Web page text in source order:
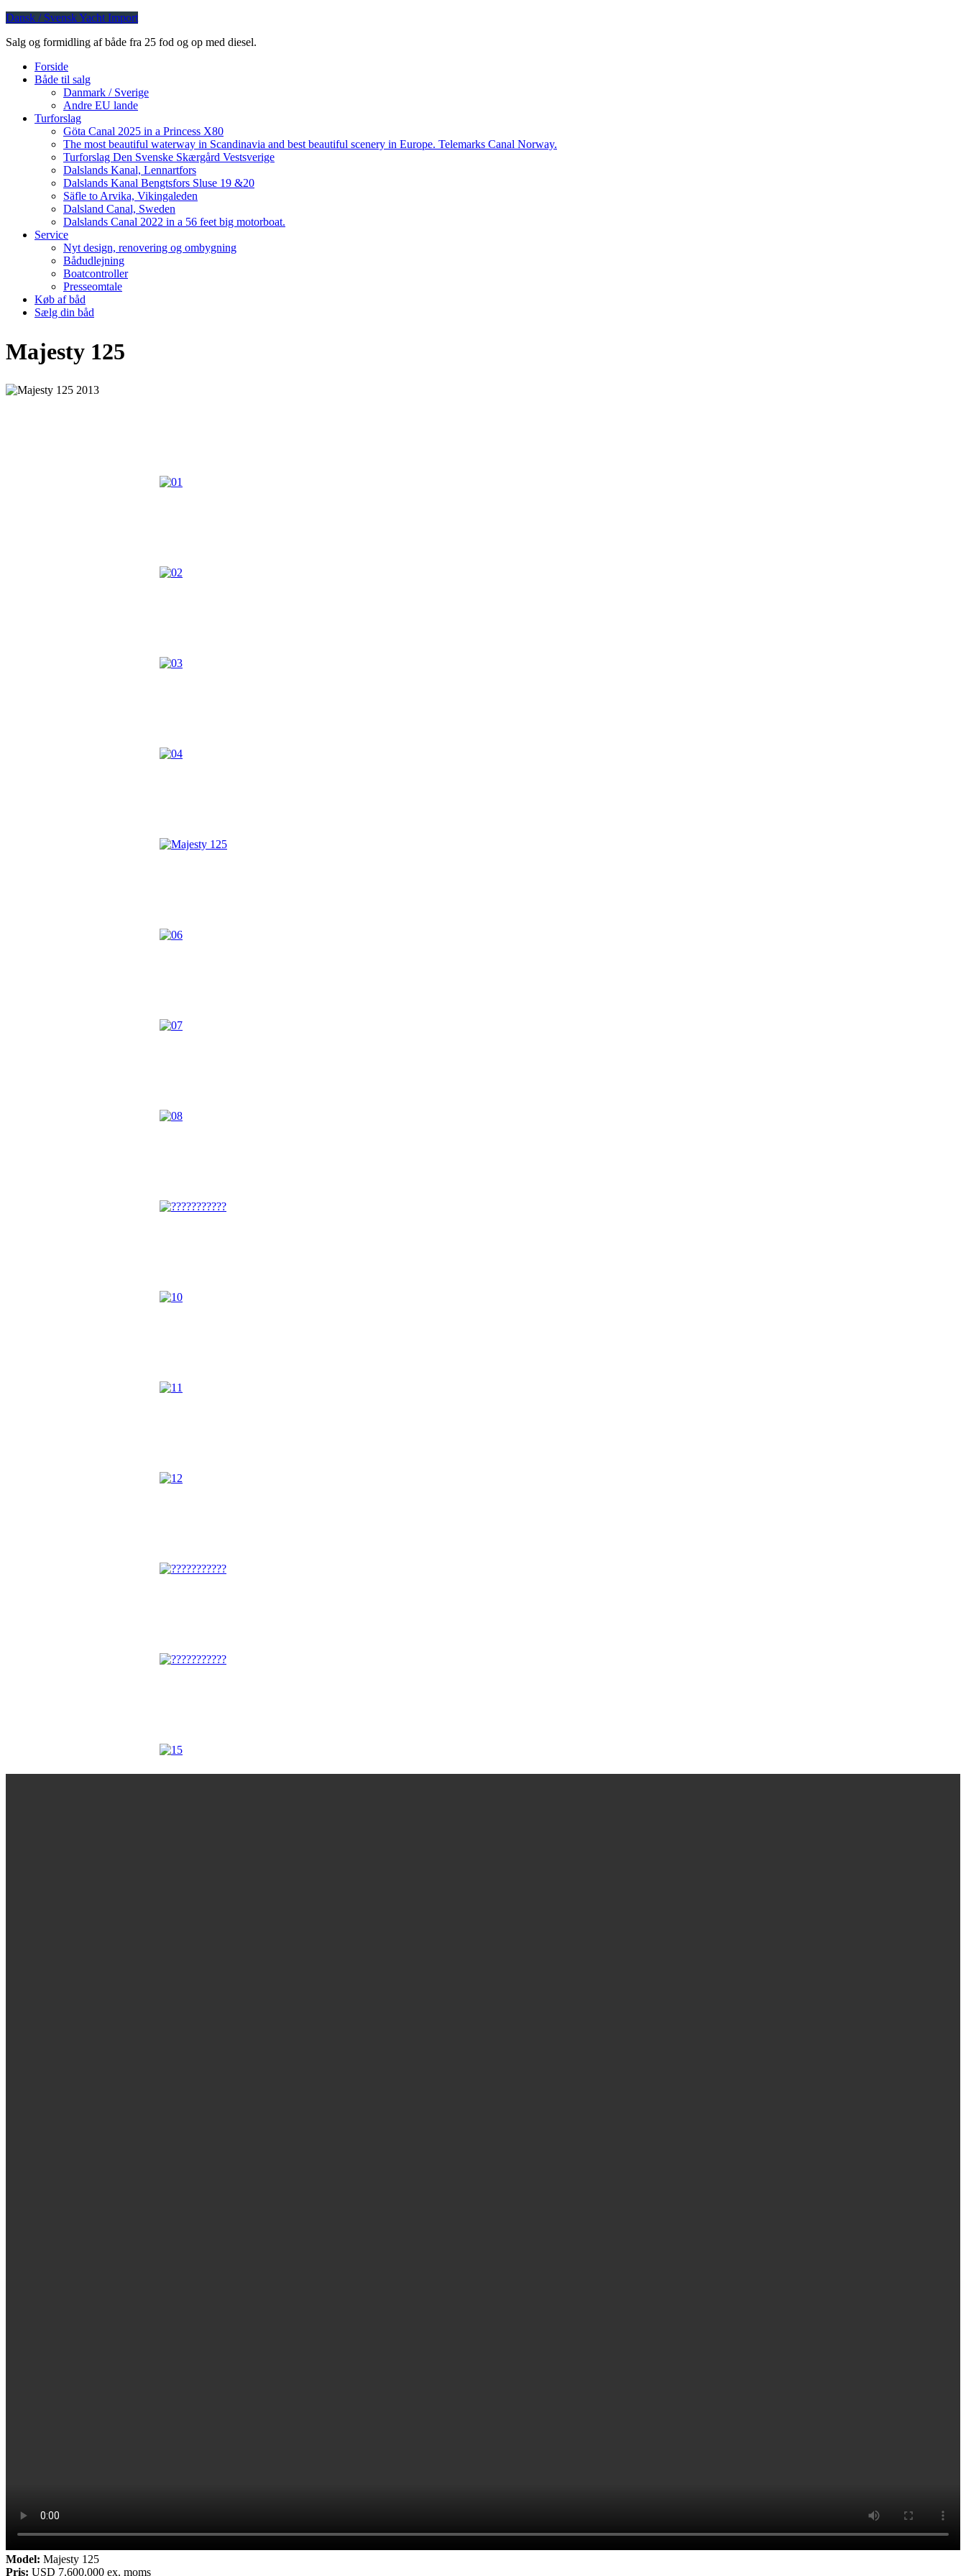
Dansk / Svensk Yacht Import
Salg og formidling af både fra 25 fod og op med diesel.
Forside
Både til salg
Danmark / Sverige
Andre EU lande
Turforslag
Göta Canal 2025 in a Princess X80
The most beautiful waterway in Scandinavia and best beautiful scenery in Europe. Telemarks Canal Norway.
Turforslag Den Svenske Skærgård Vestsverige
Dalslands Kanal, Lennartfors
Dalslands Kanal Bengtsfors Sluse 19 &20
Säfle to Arvika, Vikingaleden
Dalsland Canal, Sweden
Dalslands Canal 2022 in a 56 feet big motorboat.
Service
Nyt design, renovering og ombygning
Bådudlejning
Boatcontroller
Presseomtale
Køb af båd
Sælg din båd
Majesty 125
Model: Majesty 125
Pris: USD 7.600.000 ex. moms